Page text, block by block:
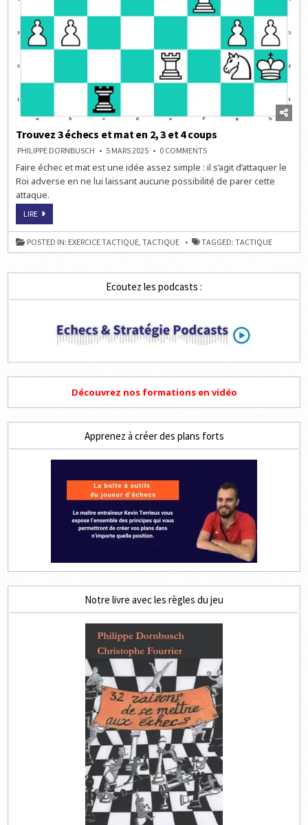
Trouvez 3 échecs et mat en 2, 3 et 4 coups
PHILIPPE DORNBUSCH 5 MARS 2025 0 COMMENTSON
3
ÉCHECS
ET
4
COUPS
Faire échec et mat est une idée assez simple : il s’agit d’attaquer le
Roi adverse en ne lui laissant aucune possibilité de parer cette
attaque.
LIRETROUVEZ
ÉCHECS
ET
MAT
EN
3
POSTED IN: EXERCICE TACTIQUE ,TACTIQUE TAGGED:TACTIQUE
Ecoutez les podcasts :
Découvrez nos formations en vidéo
Apprenez à créer des plans forts
Notre livre avec les règles du jeu